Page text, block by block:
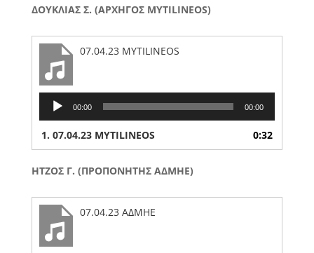
ΔΟΥΚΛΙΑΣ Σ. (ΑΡΧΗΓΟΣ MYTILINEOS)
07.04.23 MYTILINEOS
Audio
Player
00:00 00:00
1. 07.04.23 MYTILINEOS 0:32
ΗΤΖΟΣ Γ. (ΠΡΟΠΟΝΗΤΗΣ ΑΔΜΗΕ)
07.04.23 ΑΔΜΗΕ